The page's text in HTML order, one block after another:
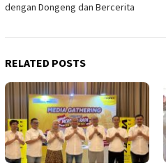
dengan Dongeng dan Bercerita
RELATED POSTS